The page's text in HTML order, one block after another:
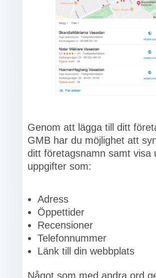
Genom att lägga till ditt
GMB har du möjlighet att
ditt företagsnamn samt visa
uppgifter som:
Adress
Öppettider
Recensioner
Telefonnummer
Länk till din webbplats
Något som med andra ord